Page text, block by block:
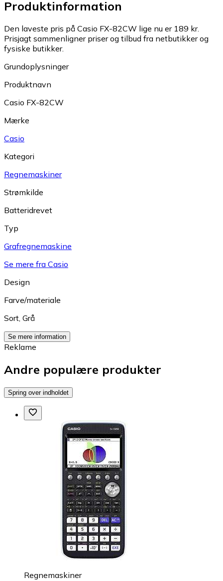
Produktinformation
Den laveste pris på Casio FX-82CW lige nu er 189 kr.
Prisjagt sammenligner priser og tilbud fra netbutikker og
fysiske butikker.
Grundoplysninger
Produktnavn
Casio FX-82CW
Mærke
Casio
Kategori
Regnemaskiner
Strømkilde
Batteridrevet
Typ
Grafregnemaskine
Se mere fra Casio
Design
Farve/materiale
Sort Grå
Se mere information
Reklame
Andre populære produkter
Spring over indholdet
Regnemaskiner